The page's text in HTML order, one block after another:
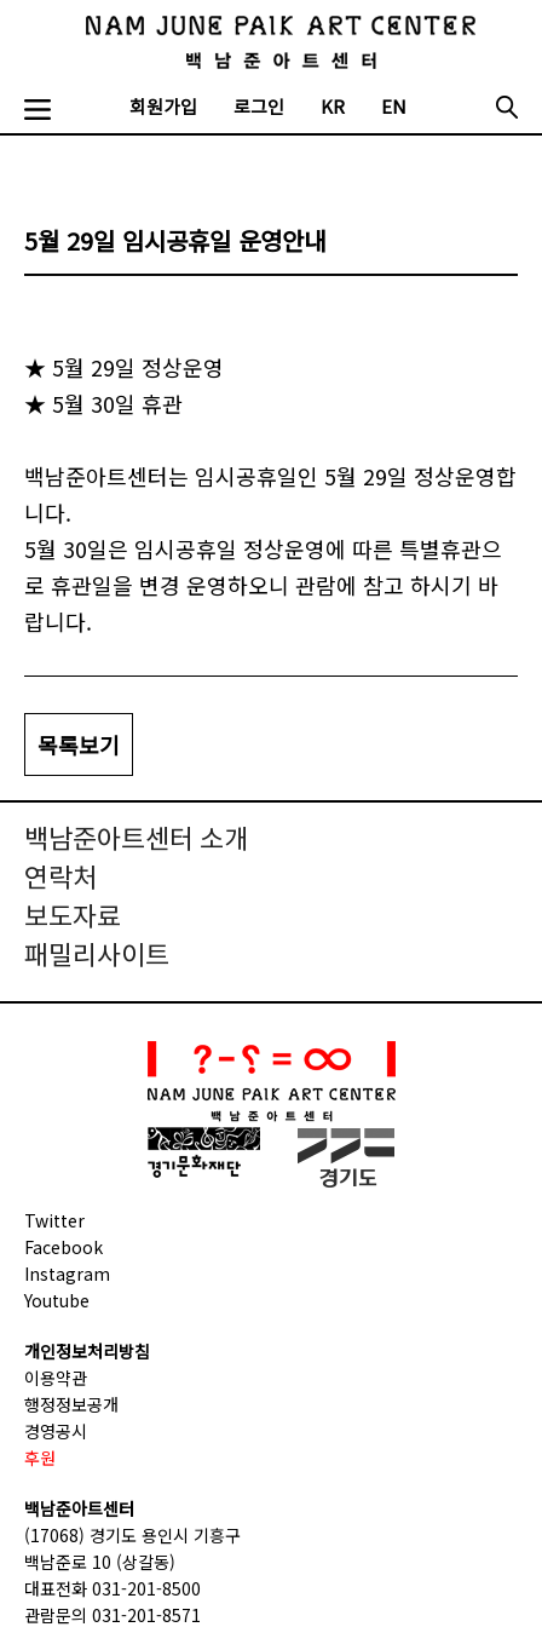
회원가입 로그인 KR EN
5월 29일 임시공휴일 운영안내
★ 5월 29일 정상운영
★ 5월 30일 휴관
백남준아트센터는 임시공휴일인 5월 29일 정상운영합
니다.
5월 30일은 임시공휴일 정상운영에 따른 특별휴관으
로 휴관일을 변경 운영하오니 관람에 참고 하시기 바
랍니다.
목록보기
백남준아트센터 소개
연락처
보도자료
패밀리사이트
Twitter
Facebook
Instagram
Youtube
개인정보처리방침
이용약관
행정정보공개
경영공시
후원
백남준아트센터
(17068) 경기도 용인시 기흥구
백남준로 10 (상갈동)
대표전화 031-201-8500
관람문의 031-201-8571